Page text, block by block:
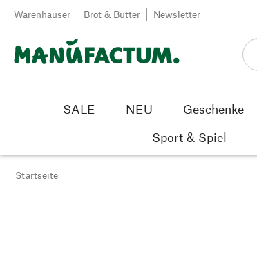
Zum Inhalt springen
Warenhäuser Brot & Butter Newsletter
SALE NEU Geschenke
Sport & Spiel
Startseite